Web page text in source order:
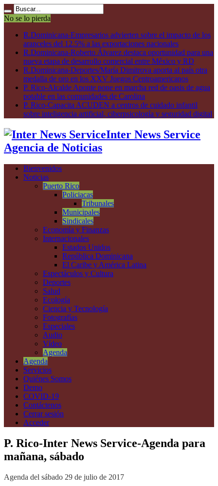
No se lo pierda
R.Dominicana-Empresarios advierten sobre el impacto de los
aranceles del 12.5% a las exportaciones nacionales
R.Dominicana-Roberto Álvarez destaca oportunidad para una
nueva etapa de desarrollo comercial entre México y RD
R.Dominicana-Deportes/María Dimitrova aporta al país otra
medalla de oro en los XXV Juegos Centroamericanos
P. Rico-Alcalde Aponte pone en marcha red de oasis de agua
potable en las comunidades de Carolina
P. Rico-Capacita ACUDEN a centros de cuidado infantil
sobre inteligencia artificial, ciberpsicología y seguridad digital
Inter News Service
Agencia de Noticias
Bienvenidos
Noticias
Puerto Rico
Policiacas
Tribunales
Municipales
Sindicales
Economía y Finanzas
Internacionales
Estados Unidos
República Dominicana
El Caribe y América Latina
Espectáculos y Cultura
Deportes
Salud
Ecología
Ciencia y Tecnología
Fotografías
Especiales
Audio
Vídeo
Agenda
Agenda
Servicios
Quiénes Somos
Demo
COVID-19
Contáctenos
Cerrar sesión
Acceder
P. Rico-Inter News Service-Agenda para
mañana, sábado
Agenda del sábado 29 de julio de 2017